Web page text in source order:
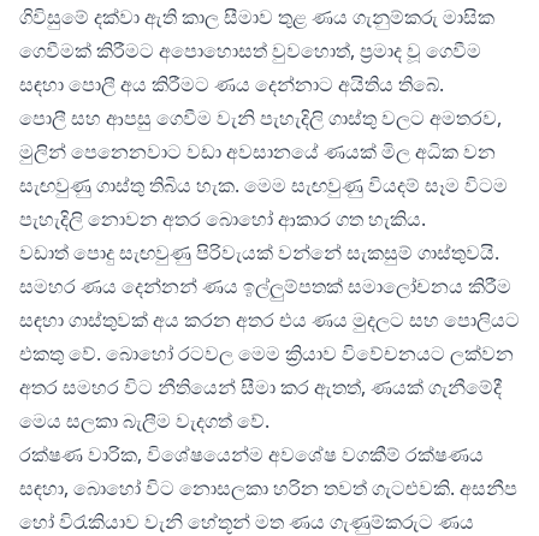
ගිවිසුමේ දක්වා ඇති කාල සීමාව තුළ ණය ගැනුම්කරු මාසික
ගෙවීමක් කිරීමට අපොහොසත් වුවහොත්, ප්‍රමාද වූ ගෙවීම
සඳහා පොලී අය කිරීමට ණය දෙන්නාට අයිතිය තිබේ.
පොලී සහ ආපසු ගෙවීම වැනි පැහැදිලි ගාස්තු වලට අමතරව,
මුලින් පෙනෙනවාට වඩා අවසානයේ ණයක් මිල අධික වන
සැඟවුණු ගාස්තු තිබිය හැක. මෙම සැඟවුණු වියදම් සෑම විටම
පැහැදිලි නොවන අතර බොහෝ ආකාර ගත හැකිය.
වඩාත් පොදු සැඟවුණු පිරිවැයක් වන්නේ සැකසුම් ගාස්තුවයි.
සමහර ණය දෙන්නන් ණය ඉල්ලුම්පතක් සමාලෝචනය කිරීම
සඳහා ගාස්තුවක් අය කරන අතර එය ණය මුදලට සහ පොලියට
එකතු වේ. බොහෝ රටවල මෙම ක්‍රියාව විවේචනයට ලක්වන
අතර සමහර විට නීතියෙන් සීමා කර ඇතත්, ණයක් ගැනීමේදී
මෙය සලකා බැලීම වැදගත් වේ.
රක්ෂණ වාරික, විශේෂයෙන්ම අවශේෂ වගකීම් රක්ෂණය
සඳහා, බොහෝ විට නොසලකා හරින තවත් ගැටළුවකි. අසනීප
හෝ විරැකියාව වැනි හේතූන් මත ණය ගැණුම්කරුට ණය